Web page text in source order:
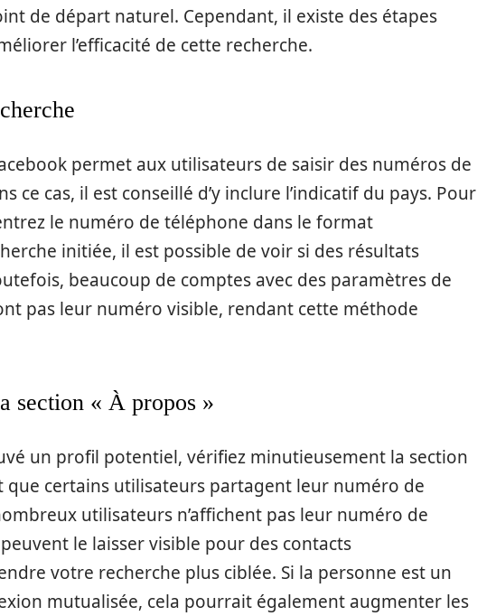
de départ naturel. Cependant, il existe des étapes
l’efficacité de cette recherche.
permet aux utilisateurs de saisir des numéros de
ce cas, il est conseillé d’y inclure l’indicatif du pays. Pour
le numéro de téléphone dans le format
initiée, il est possible de voir si des résultats
beaucoup de comptes avec des paramètres de
pas leur numéro visible, rendant cette méthode
section « À propos »
un profil potentiel, vérifiez minutieusement la section
que certains utilisateurs partagent leur numéro de
utilisateurs n’affichent pas leur numéro de
le laisser visible pour des contacts
votre recherche plus ciblée. Si la personne est un
mutualisée, cela pourrait également augmenter les